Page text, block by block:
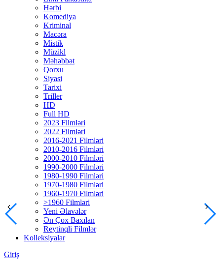
Hərbi
Komediya
Kriminal
Macəra
Mistik
Müzikl
Məhəbbət
Qorxu
Siyasi
Tarixi
Triller
HD
Full HD
2023 Filmləri
2022 Filmləri
2016-2021 Filmləri
2010-2016 Filmləri
2000-2010 Filmləri
1990-2000 Filmləri
1980-1990 Filmləri
1970-1980 Filmləri
1960-1970 Filmləri
>1960 Filmləri
Yeni Əlavələr
Ən Çox Baxılan
Reytinqli Filmlər
Kolleksiyalar
Giriş